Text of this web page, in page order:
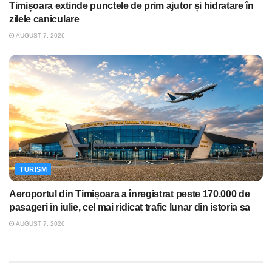
Timișoara extinde punctele de prim ajutor și hidratare în
zilele caniculare
AUGUST 7, 2026
TURISM
Aeroportul din Timișoara a înregistrat peste 170.000 de
pasageri în iulie, cel mai ridicat trafic lunar din istoria sa
AUGUST 7, 2026